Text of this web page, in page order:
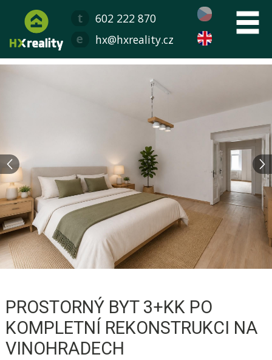
602 222 870
hx@hxreality.cz
PROSTORNÝ BYT 3+KK PO
KOMPLETNÍ REKONSTRUKCI NA
VINOHRADECH